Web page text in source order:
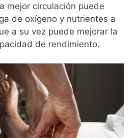
mejor circulación puede
de oxígeno y nutrientes a
a su vez puede mejorar la
de rendimiento.